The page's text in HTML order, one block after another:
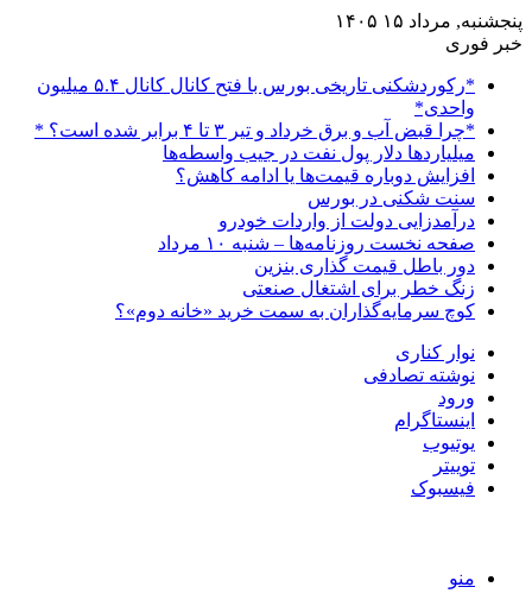
پنجشنبه, مرداد ۱۵ ۱۴۰۵
خبر فوری
*رکوردشکنی تاریخی بورس با فتح کانال کانال ۵.۴ میلیون
واحدی*
*چرا قبض آب و برق خرداد و تیر ۳ تا ۴ برابر شده است؟ *
میلیاردها دلار پول نفت در جیب واسطه‌ها
افزایش دوباره قیمت‌ها یا ادامه کاهش؟
سنت شکنی در بورس
درآمدزایی دولت از واردات خودرو
صفحه نخست روزنامه‌ها – شنبه ۱۰ مرداد
دور باطل قیمت گذاری بنزین
زنگ خطر برای اشتغال صنعتی
کوچ سرمایه‌گذاران به سمت خرید «خانه دوم»؟
نوار کناری
نوشته تصادفی
ورود
اینستاگرام
یوتیوب
توییتر
فیسبوک
منو